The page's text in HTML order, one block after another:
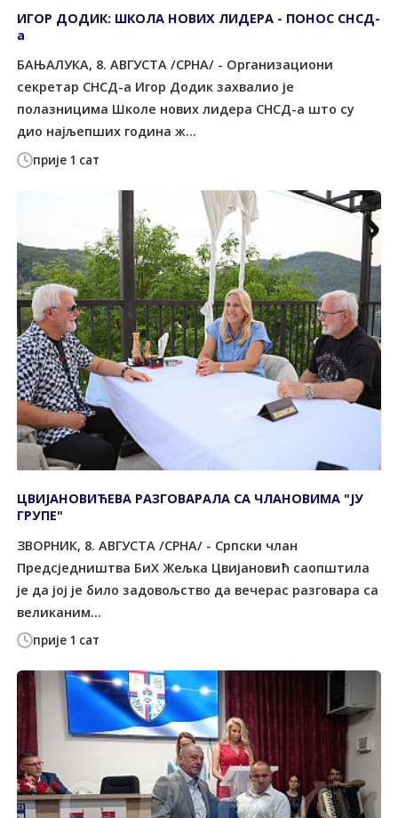
прије 1 сат
ИГОР ДОДИК: ШКОЛА НОВИХ ЛИДЕРА - ПОНОС СНСД-
а
БАЊАЛУКА, 8. АВГУСТА /СРНА/ - Организациони
секретар СНСД-а Игор Додик захвалио је
полазницима Школе нових лидера СНСД-а што су
дио најљепших година ж...
прије 1 сат
ЦВИЈАНОВИЋЕВА РАЗГОВАРАЛА СА ЧЛАНОВИМА "ЈУ
ГРУПЕ"
ЗВОРНИК, 8. АВГУСТА /СРНА/ - Српски члан
Предсједништва БиХ Жељка Цвијановић саопштила
је да јој је било задовољство да вечерас разговара са
великаним...